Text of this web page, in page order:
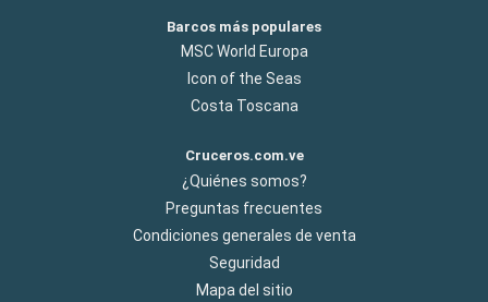
Barcos más populares
MSC World Europa
Icon of the Seas
Costa Toscana
Cruceros.com.ve
¿Quiénes somos?
Preguntas frecuentes
Condiciones generales de venta
Seguridad
Mapa del sitio